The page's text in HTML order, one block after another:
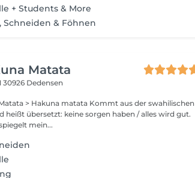
+ Students & More
Schneiden & Föhnen
Matata
30926 Dedensen
> Hakuna matata Kommt aus der swahilischen
heißt übersetzt: keine sorgen haben / alles wird gut.
mein...